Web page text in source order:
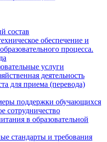
состав
обеспечение и
процесса.
услуги
деятельность
для приема (перевода)
поддержки обучающихся
сотрудничество
в образовательной
стандарты и требования